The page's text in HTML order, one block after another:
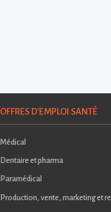
OFFRES D'EMPLOI SANTÉ
Médical
Dentaire et pharma
Paramédical
Production, vente, marketing et